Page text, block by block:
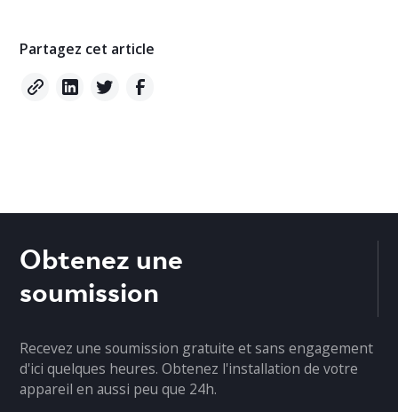
Partagez cet article
Obtenez une
soumission
Recevez une soumission gratuite et sans engagement
d'ici quelques heures. Obtenez l'installation de votre
appareil en aussi peu que 24h.